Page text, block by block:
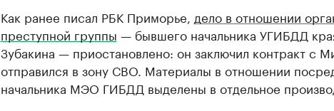
Как ранее писал РБК Приморье, дело в отношении
преступной группы — бывшего начальника УГИБДД
Зубакина — приостановлено: он заключил контракт с
отправился в зону СВО. Материалы в отношении
начальника МЭО ГИБДД выделены в отдельное